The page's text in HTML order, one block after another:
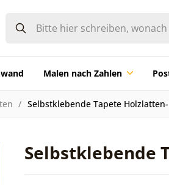
Malen nach Zahlen
Selbstklebende Tapete
Selbstklebende